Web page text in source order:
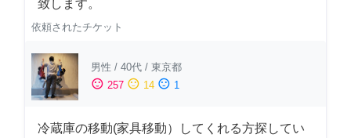
致します。
依頼されたチケット
男性 / 40代 / 東京都
sentiment_satisfied 257 sentiment_neutral 14 sentiment_dissatisfied 1
冷蔵庫の移動(家具移動）してくれる方探してい